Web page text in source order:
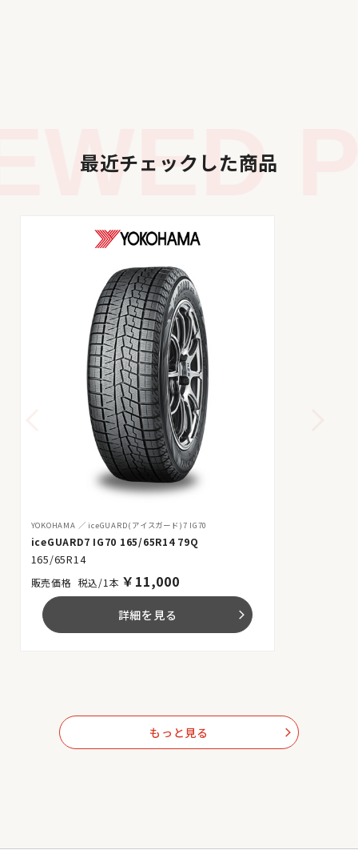
最近チェックした商品
YOKOHAMA iceGUARD(アイスガード)7 IG70
iceGUARD7 IG70 165/65R14 79Q
165/65R14
税込/1本 ￥ 11,000
詳細を見る arrow_forward_ios
もっと見る arrow_forward_ios